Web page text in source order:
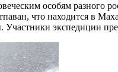
особям
что находится в
экспедиции